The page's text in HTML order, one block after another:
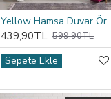
Yellow
439,90TL 599,90TL
Sepete Ekle